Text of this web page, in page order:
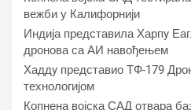
вежби у Калифорнији
Индија представила Харпy
дронова са АИ навођењем
Хаддy представио ТФ-179
технологијом
Копнена војска САД отвара